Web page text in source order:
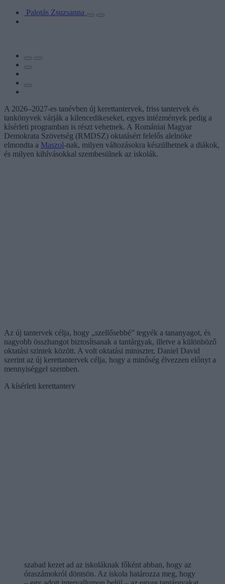
Palotás Zsuzsanna
A 2026–2027-es tanévben új kerettantervek, friss tantervek és
tankönyvek várják a kilencedikeseket, egyes intézmények pedig a
kísérleti programban is részt vehetnek. A Romániai Magyar
Demokrata Szövetség (RMDSZ) oktatásért felelős alelnöke
elmondta a Maszol-nak, milyen változásokra készülhetnek a diákok,
és milyen kihívásokkal szembesülnek az iskolák.
Az új tantervek célja, hogy „szellősebbé” tegyék a tananyagot, és
nagyobb összhangot biztosítsanak a tantárgyak, illetve a különböző
oktatási szintek között. A volt oktatási miniszter, Daniel David
szerint az új kerettantervek célja, hogy a minőség élvezzen előnyt a
mennyiséggel szemben.
A kísérleti kerettanterv
szabad kezet ad az iskoláknak főként abban, hogy az
óraszámokról döntsön. Az iskola határozza meg, hogy